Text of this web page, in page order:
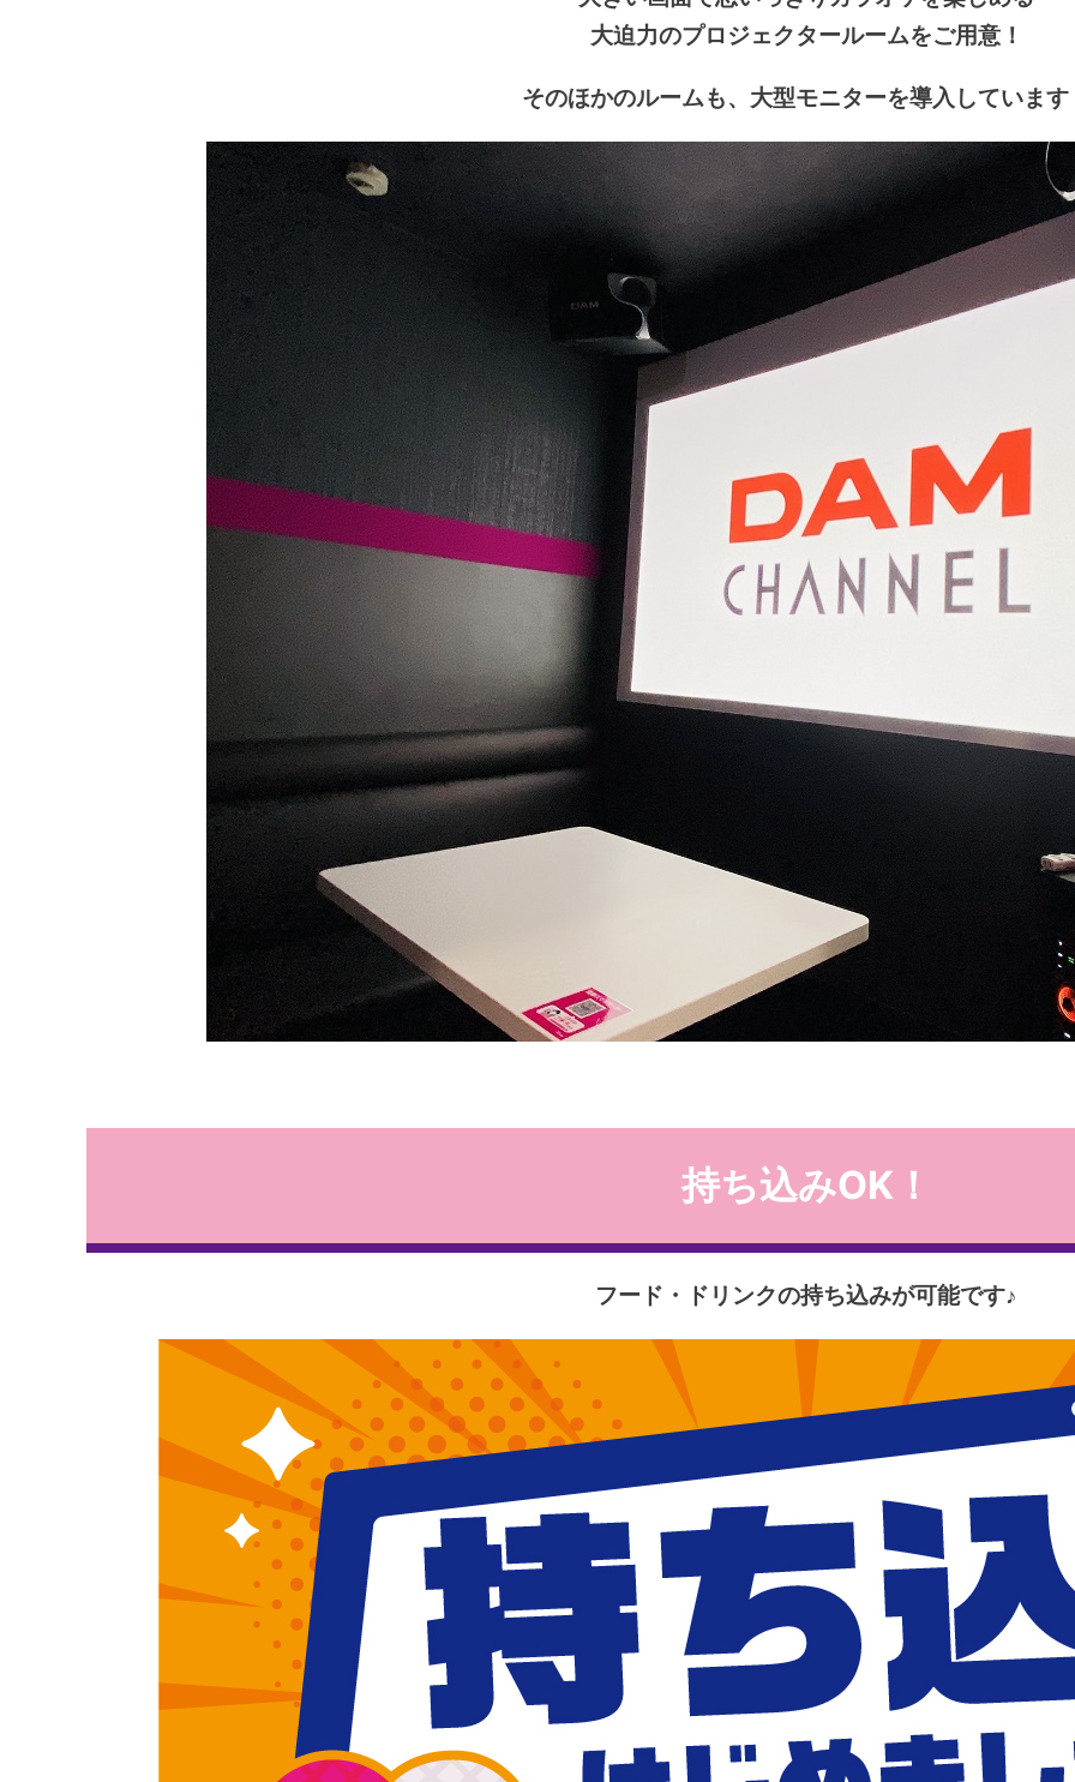
大迫力のプロジェクタールームをご用意！
そのほかのルームも、大型モニターを導入しています
持ち込みOK！
フード・ドリンクの持ち込みが可能です♪